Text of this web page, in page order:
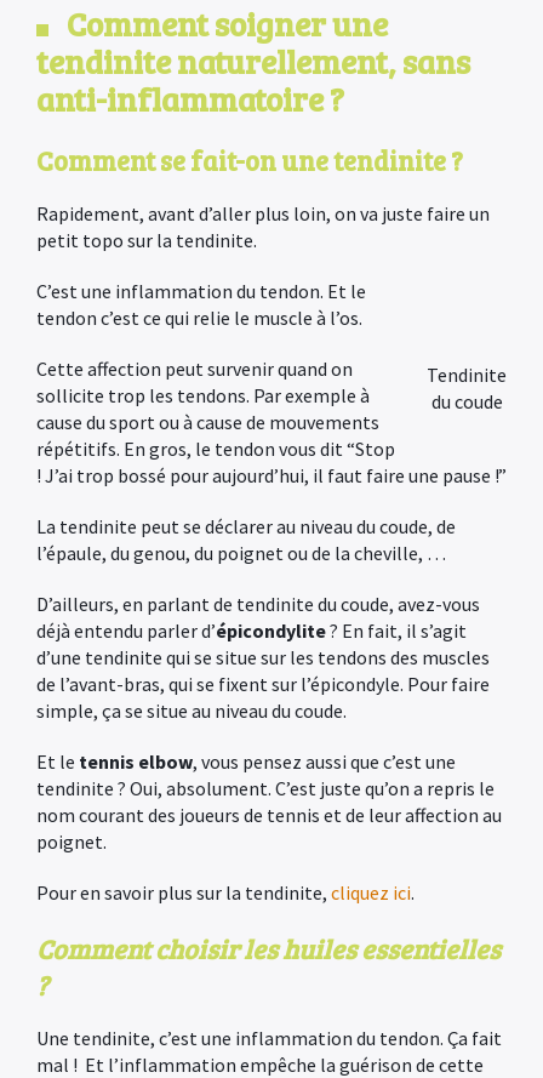
Comment soigner une
tendinite naturellement, sans
anti-inflammatoire ?
Comment se fait-on une tendinite ?
Rapidement, avant d’aller plus loin, on va juste faire un
petit topo sur la tendinite.
Tendinite
du coude
C’est une inflammation du tendon. Et le
tendon c’est ce qui relie le muscle à l’os.
Cette affection peut survenir quand on
sollicite trop les tendons. Par exemple à
cause du sport ou à cause de mouvements
répétitifs. En gros, le tendon vous dit “Stop
! J’ai trop bossé pour aujourd’hui, il faut faire une pause !”
La tendinite peut se déclarer au niveau du coude, de
l’épaule, du genou, du poignet ou de la cheville, …
D’ailleurs, en parlant de tendinite du coude, avez-vous
déjà entendu parler d’épicondylite? En fait, il s’agit
d’une tendinite qui se situe sur les tendons des muscles
de l’avant-bras, qui se fixent sur l’épicondyle. Pour faire
simple, ça se situe au niveau du coude.
Et le tennis elbow, vous pensez aussi que c’est une
tendinite ? Oui, absolument. C’est juste qu’on a repris le
nom courant des joueurs de tennis et de leur affection au
poignet.
Pour en savoir plus sur la tendinite, cliquez ici.
Comment choisir les huiles essentielles
?
Une tendinite, c’est une inflammation du tendon. Ça fait
mal ! Et l’inflammation empêche la guérison de cette